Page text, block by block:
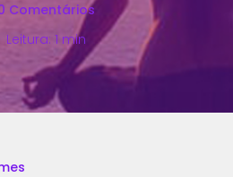
Comentários
Leitura: 1 min